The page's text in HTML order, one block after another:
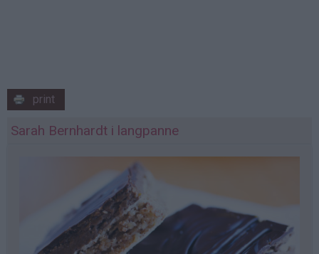
print
Sarah Bernhardt i langpanne